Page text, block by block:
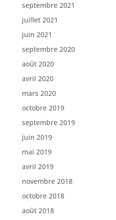
septembre 2021
juillet 2021
juin 2021
septembre 2020
août 2020
avril 2020
mars 2020
octobre 2019
septembre 2019
juin 2019
mai 2019
avril 2019
novembre 2018
octobre 2018
août 2018